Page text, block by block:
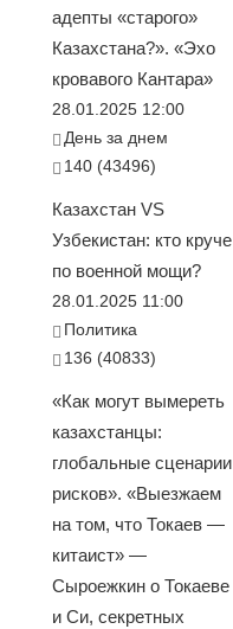
адепты «старого»
Казахстана?». «Эхо
кровавого Кантара»
28.01.2025 12:00
День за днем
140 (43496)
Казахстан VS
Узбекистан: кто круче
по военной мощи?
28.01.2025 11:00
Политика
136 (40833)
«Как могут вымереть
казахстанцы:
глобальные сценарии
рисков». «Выезжаем
на том, что Токаев —
китаист» —
Сыроежкин о Токаеве
и Си, секретных